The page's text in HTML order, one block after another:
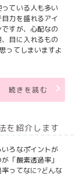
ている人も多い
力を盛れるアイ
すが、心配なの
目に入れるもの
ってしまいますよ
続きを読む
を紹介します
ろなポイントが
「酸素透過率」
ってなに?どんな